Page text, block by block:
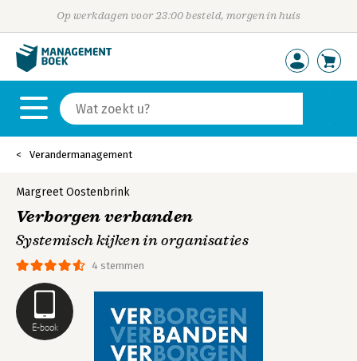
Op werkdagen voor 23:00 besteld, morgen in huis
Verandermanagement
E-book
4 stemmen
Margreet Oostenbrink
Verborgen verbanden
Systemisch kijken in organisaties